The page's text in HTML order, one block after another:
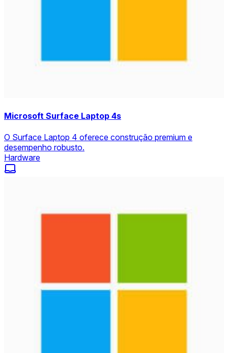
Microsoft Surface Laptop 4s
O Surface Laptop 4 oferece construção premium e
desempenho robusto.
Hardware